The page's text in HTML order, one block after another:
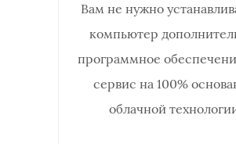
Вам не нужно
компьютер
программное
сервис на 100%
облачной